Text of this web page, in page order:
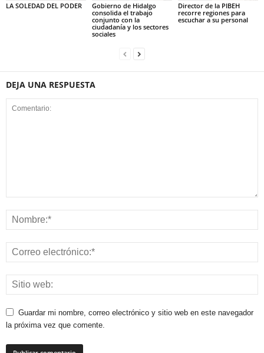
LA SOLEDAD DEL PODER
Gobierno de Hidalgo
consolida el trabajo
conjunto con la
ciudadanía y los sectores
sociales
Director de la PIBEH
recorre regiones para
escuchar a su personal
DEJA UNA RESPUESTA
Guardar mi nombre, correo electrónico y sitio web en este navegador
la próxima vez que comente.